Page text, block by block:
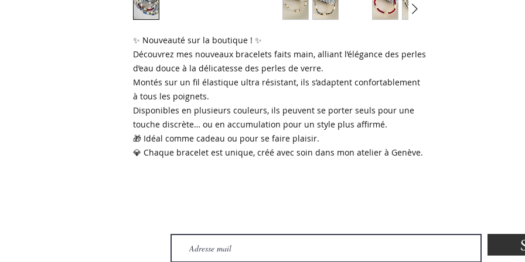
✨ Nouveauté sur la boutique ! ✨
Découvrez mes nouveaux bracelets faits main, alliant l’élégance des perles
d’eau douce à la délicatesse des perles de verre.
Montés sur un fil élastique ultra résistant, ils s’adaptent confortablement
à tous les poignets.
Disponibles en plusieurs couleurs, ils peuvent se porter seuls pour une
touche discrète… ou en accumulation pour un style plus affirmé.
🎁 Idéal comme cadeau ou pour se faire plaisir.
💎 Chaque bracelet est unique, créé avec soin dans mon atelier à Genève.